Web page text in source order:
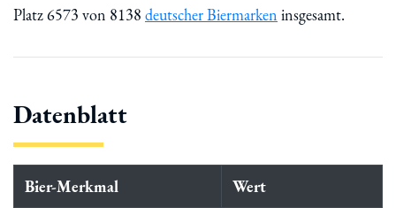
Platz 6573 von 8138 deutscher Biermarken insgesamt.
Datenblatt
Bier-Merkmal Wert